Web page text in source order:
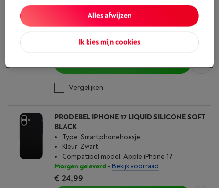
Type: Smartphonehoesje
Kleur: Doorschijnend
€ 24,99
Vergelijken
PRODEBEL IPHONE 17 LIQUID SILICONE SOFT
BLACK
Type: Smartphonehoesje
Kleur: Zwart
Compatibel model: Apple iPhone 17
Morgen geleverd- Bekijk voorraad
€ 24,99
Ik kies mijn cookies
Alles afwijzen